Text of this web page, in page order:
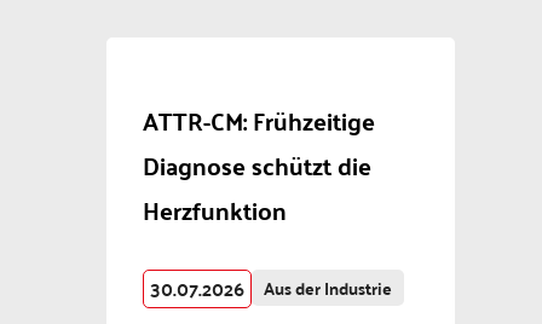
ATTR-CM: Frühzeitige
Diagnose schützt die
Herzfunktion
30.07.2026 Aus der Industrie